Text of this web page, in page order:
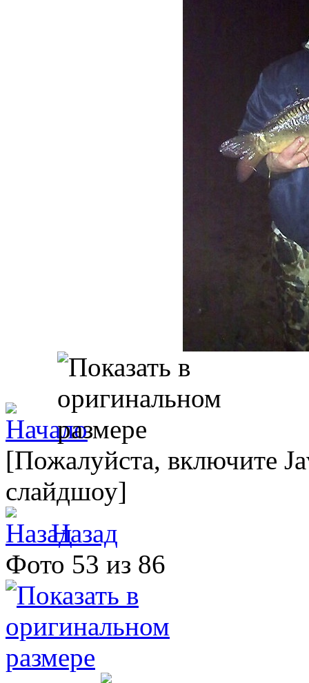
[Пожалуйста, включите
слайдшоу]
Назад
Фото 53 из 86